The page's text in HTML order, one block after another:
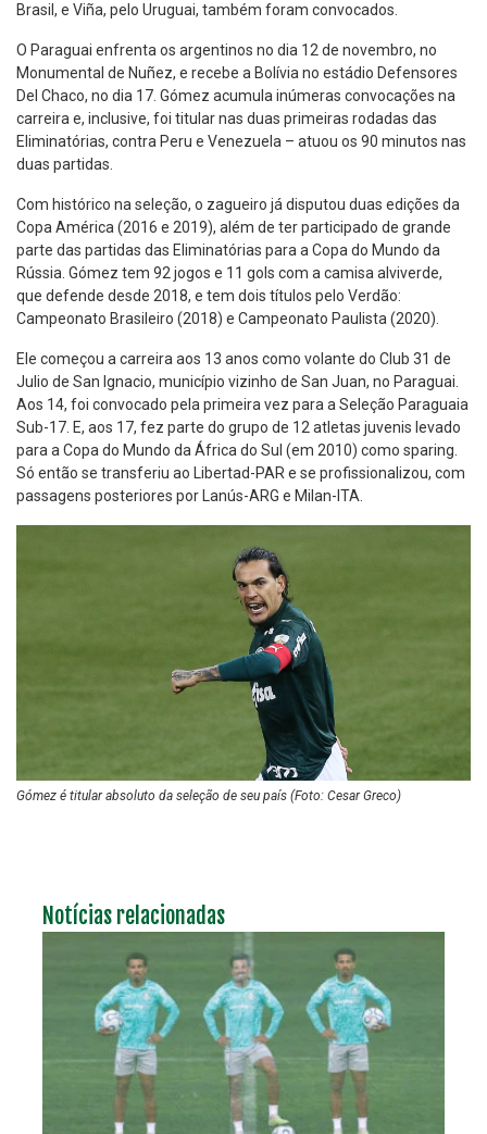
Brasil, e Viña, pelo Uruguai, também foram convocados.
O Paraguai enfrenta os argentinos no dia 12 de novembro, no
Monumental de Nuñez, e recebe a Bolívia no estádio Defensores
Del Chaco, no dia 17. Gómez acumula inúmeras convocações na
carreira e, inclusive, foi titular nas duas primeiras rodadas das
Eliminatórias, contra Peru e Venezuela – atuou os 90 minutos nas
duas partidas.
Com histórico na seleção, o zagueiro já disputou duas edições da
Copa América (2016 e 2019), além de ter participado de grande
parte das partidas das Eliminatórias para a Copa do Mundo da
Rússia. Gómez tem 92 jogos e 11 gols com a camisa alviverde,
que defende desde 2018, e tem dois títulos pelo Verdão:
Campeonato Brasileiro (2018) e Campeonato Paulista (2020).
Ele começou a carreira aos 13 anos como volante do Club 31 de
Julio de San Ignacio, município vizinho de San Juan, no Paraguai.
Aos 14, foi convocado pela primeira vez para a Seleção Paraguaia
Sub-17. E, aos 17, fez parte do grupo de 12 atletas juvenis levado
para a Copa do Mundo da África do Sul (em 2010) como sparing.
Só então se transferiu ao Libertad-PAR e se profissionalizou, com
passagens posteriores por Lanús-ARG e Milan-ITA.
Gómez é titular absoluto da seleção de seu país (Foto: Cesar Greco)
Notícias relacionadas